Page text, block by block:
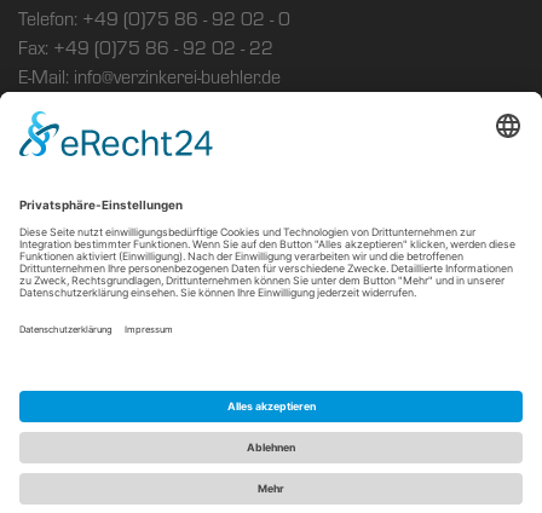
Telefon: +49 (0)75 86 - 92 02 - 0
Fax: +49 (0)75 86 - 92 02 - 22
E-Mail: info@verzinkerei-buehler.de
Impressum
Datenschutz
Cookie-Einstellungen
Copyright
2026, Verzinkerei Bühler GmbH
Alle Rechte vorbehalten.